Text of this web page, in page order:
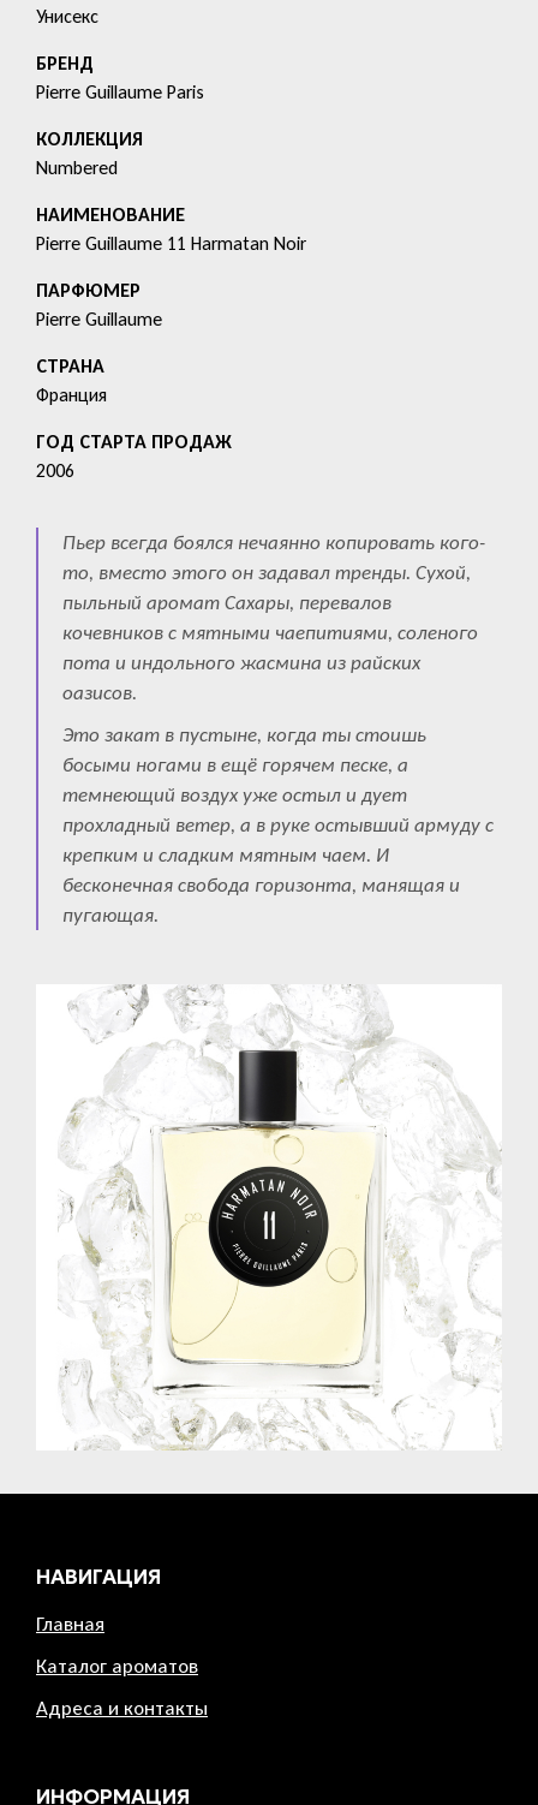
Унисекс
БРЕНД
Pierre Guillaume Paris
КОЛЛЕКЦИЯ
Numbered
HАИМЕНОВАНИЕ
Pierre Guillaume 11 Harmatan Noir
ПАРФЮМЕР
Pierre Guillaume
СТРАНА
Франция
ГОД СТАРТА ПРОДАЖ
2006
Пьер всегда боялся нечаянно копировать кого-
то, вместо этого он задавал тренды. Сухой,
пыльный аромат Сахары, перевалов
кочевников с мятными чаепитиями, соленого
пота и индольного жасмина из райских
оазисов.
Это закат в пустыне, когда ты стоишь
босыми ногами в ещё горячем песке, а
темнеющий воздух уже остыл и дует
прохладный ветер, а в руке остывший армуду с
крепким и сладким мятным чаем. И
бесконечная свобода горизонта, манящая и
пугающая.
НАВИГАЦИЯ
Главная
Каталог ароматов
Адреса и контакты
ИНФОРМАЦИЯ